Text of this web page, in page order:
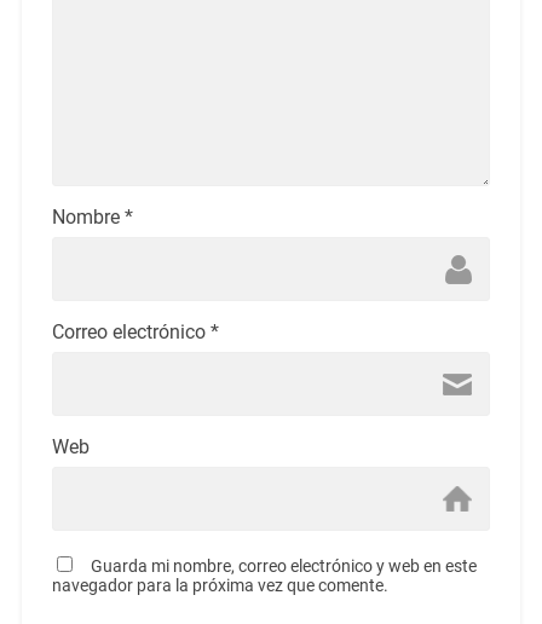
Nombre *
Correo electrónico *
Web
Guarda mi nombre, correo electrónico y web en este
navegador para la próxima vez que comente.